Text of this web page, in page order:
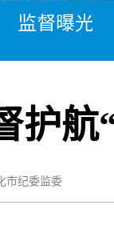
监督曝光
护航
市纪委监委